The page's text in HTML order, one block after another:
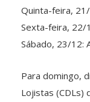
Quinta-feira,
Sexta-feira, 22/
Sábado, 23/12:
Para domingo,
Lojistas (CDLs)